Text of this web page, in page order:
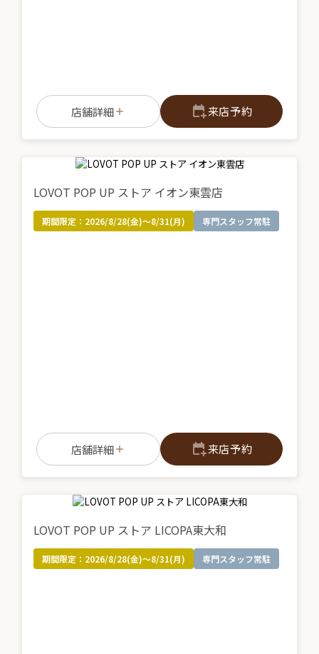
店舗詳細 来店予約
LOVOT POP UP ストア イオン東雲店
期間限定： 2026/8/28(金)～8/31(月) 専門スタッフ常駐
店舗詳細 来店予約
LOVOT POP UP ストア LICOPA東大和
期間限定： 2026/8/28(金)～8/31(月) 専門スタッフ常駐